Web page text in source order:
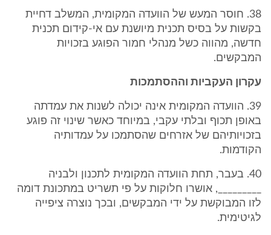
38. חוסר המעש של הוועדה המקומית, המשלב דחיית
בקשות על בסיס תכנית מיושנת עם אי-קידום תכנית
חדשה, מהווה כשל מנהלי חמור הפוגע בזכויות
המבקשים.
עקרון העקביות וההסתמכות
39. הוועדה המקומית אינה יכולה לשנות את עמדתה
באופן תכוף ובלתי עקבי, במיוחד כאשר שינוי זה פוגע
בזכויותיהם של אזרחים שהסתמכו על עמדותיה
הקודמות.
40. בעבר, תחת הוועדה המקומית לתכנון ולבניה
_________, אושרו חלוקות על פי תשריט במתכונת דומה
לזו המבוקשת על ידי המבקשים, ובכך נוצרה ציפייה
לגיטימית.